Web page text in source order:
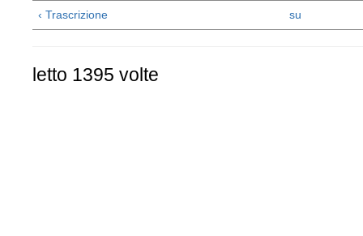
‹ Trascrizione su
letto 1395 volte